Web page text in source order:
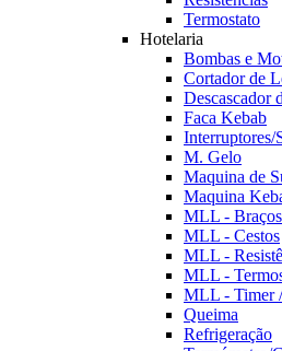
Termostato
Hotelaria
Bombas e
Cortador de
Descascador
Faca Kebab
Interruptores/
M. Gelo
Maquina de
Maquina
MLL -
MLL - Cestos
MLL -
MLL -
MLL - Timer
Queima
Refrigeração